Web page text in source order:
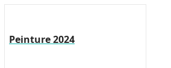
Peinture 2024